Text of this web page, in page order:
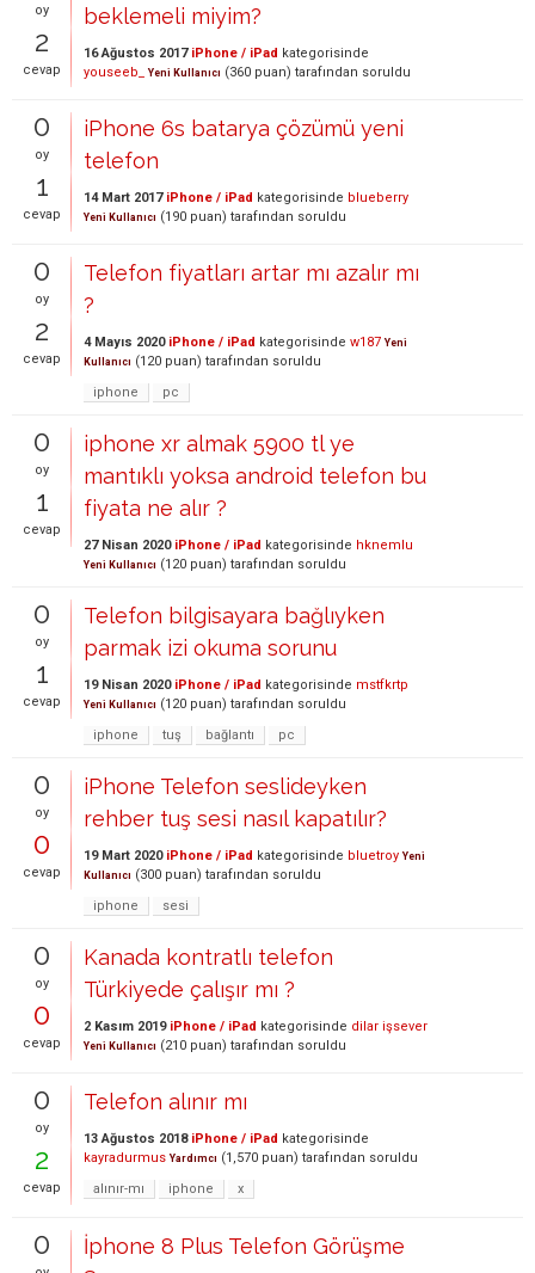
oy
2
cevap
beklemeli miyim?
16 Ağustos 2017 iPhone / iPad kategorisinde
youseeb_
Yeni Kullanıcı (360 puan) tarafından soruldu
0
oy
1
cevap
iPhone 6s batarya çözümü yeni
telefon
14 Mart 2017 iPhone / iPad kategorisinde blueberry
Yeni Kullanıcı (190 puan) tarafından soruldu
0
oy
2
cevap
Telefon fiyatları artar mı azalır mı
?
4 Mayıs 2020 iPhone / iPad kategorisinde w187 Yeni
Kullanıcı (120 puan) tarafından soruldu
iphone
pc
0
oy
1
cevap
iphone xr almak 5900 tl ye
mantıklı yoksa android telefon bu
fiyata ne alır ?
27 Nisan 2020 iPhone / iPad kategorisinde hknemlu
Yeni Kullanıcı (120 puan) tarafından soruldu
0
oy
1
cevap
Telefon bilgisayara bağlıyken
parmak izi okuma sorunu
19 Nisan 2020 iPhone / iPad kategorisinde mstfkrtp
Yeni Kullanıcı (120 puan) tarafından soruldu
iphone
tuş bağlantı pc
0
oy
0
cevap
iPhone Telefon seslideyken
rehber tuş sesi nasıl kapatılır?
19 Mart 2020 iPhone / iPad kategorisinde bluetroy Yeni
Kullanıcı (300 puan) tarafından soruldu
iphone
sesi
0
oy
0
cevap
Kanada kontratlı telefon
Türkiyede çalışır mı ?
2 Kasım 2019 iPhone / iPad kategorisinde dilar işsever
Yeni Kullanıcı (210 puan) tarafından soruldu
0
oy
2
cevap
Telefon alınır mı
13 Ağustos 2018 iPhone / iPad kategorisinde
kayradurmus Yardımcı (1,570 puan) tarafından soruldu
alınır-mı
iphone x
0
İphone 8 Plus Telefon Görüşme